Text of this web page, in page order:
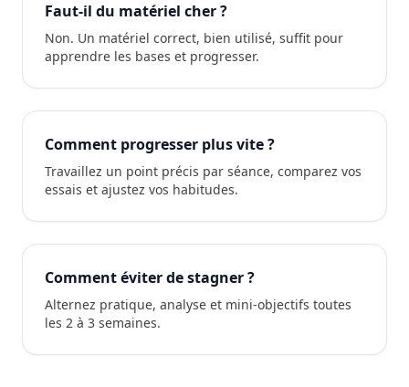
Faut-il du matériel cher ?
Non. Un matériel correct, bien utilisé, suffit pour
apprendre les bases et progresser.
Comment progresser plus vite ?
Travaillez un point précis par séance, comparez vos
essais et ajustez vos habitudes.
Comment éviter de stagner ?
Alternez pratique, analyse et mini-objectifs toutes
les 2 à 3 semaines.